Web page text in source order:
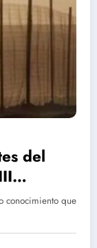
del
el
Palmas
conocimiento que